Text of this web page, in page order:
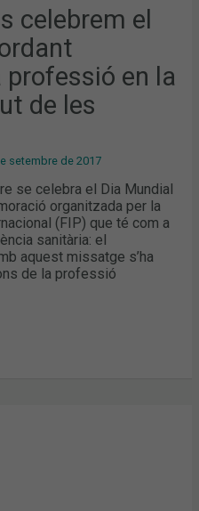
celebrem el
professió en la
de les
setembre de 2017
se celebra el Dia Mundial
organitzada per la
(FIP) que té com a
sanitària: el
aquest missatge s’ha
de la professió